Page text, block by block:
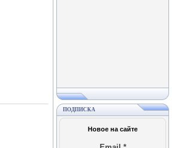
ПОДПИСКА
Новое на сайте